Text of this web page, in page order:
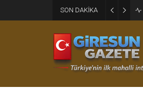
SON DAKİKA